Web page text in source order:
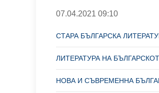
07.04.2021 09:10
СТАРА БЪЛГАРСКА
ЛИТЕРАТУРА НА
НОВА И СЪВРЕМЕННА